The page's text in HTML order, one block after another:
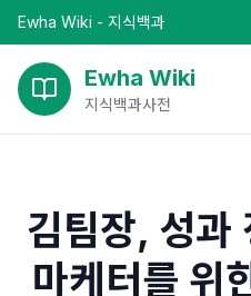
Ewha Wiki - 지식백과
Ewha Wiki
지식백과사전
김팀장, 성과
마케터를 위